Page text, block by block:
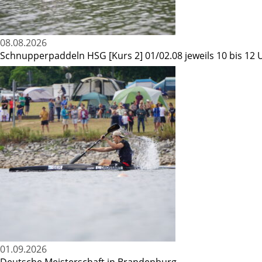
08.08.2026
Schnupperpaddeln HSG [Kurs 2] 01/02.08 jeweils 10 bis 12
01.09.2026